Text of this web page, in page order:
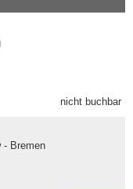
nicht buchbar
- Bremen